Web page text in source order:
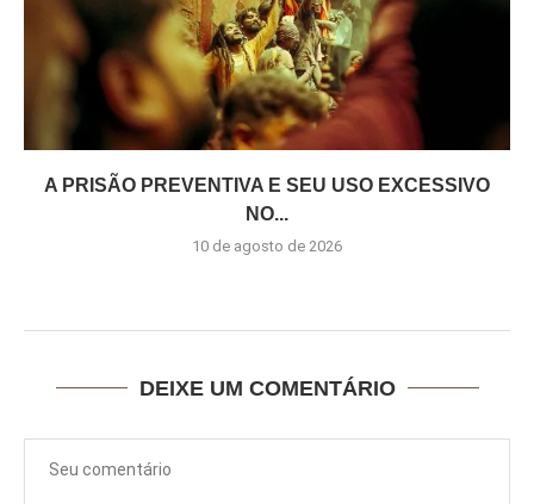
A PRISÃO PREVENTIVA E SEU USO EXCESSIVO
NO...
10 de agosto de 2026
DEIXE UM COMENTÁRIO